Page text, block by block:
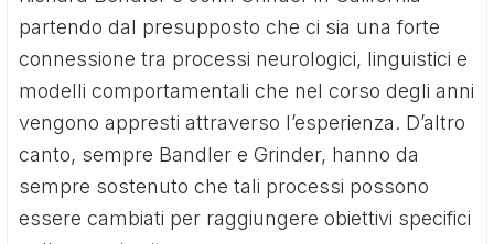
partendo dal presupposto che ci sia una forte
connessione tra processi neurologici, linguistici e
modelli comportamentali che nel corso degli anni
vengono appresti attraverso l’esperienza. D’altro
canto, sempre Bandler e Grinder, hanno da
sempre sostenuto che tali processi possono
essere cambiati per raggiungere obiettivi specifici